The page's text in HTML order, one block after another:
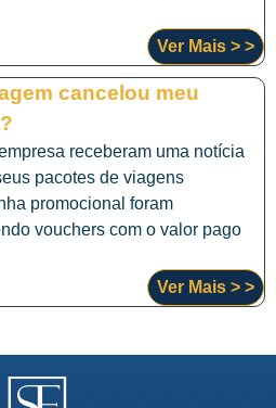
Ver Mais > >
cancelou meu
receberam uma notícia
pacotes de viagens
promocional foram
vouchers com o valor pago
Ver Mais > >